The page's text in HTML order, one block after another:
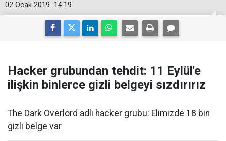
14:19
02 Ocak 2019
Hacker grubundan tehdit: 11 Eylül'e
ilişkin binlerce gizli belgeyi sızdırırız
The Dark Overlord adlı hacker grubu: Elimizde 18 bin
gizli belge var